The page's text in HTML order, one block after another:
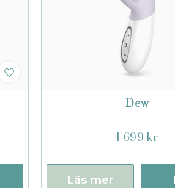
Dew
1 699 kr
Läs mer